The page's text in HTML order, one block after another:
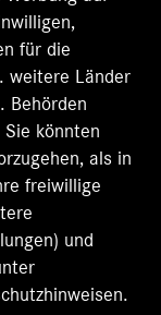
r
a
r
t
g
e
ö
f
n
.
für die
weitere Länder
Behörden
könnten
als in
freiwillige
und